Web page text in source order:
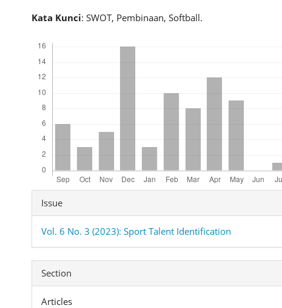
Kata Kunci: SWOT, Pembinaan, Softball.
Article
Details
Issue
Vol. 6 No. 3 (2023): Sport Talent Identification
Section
Articles